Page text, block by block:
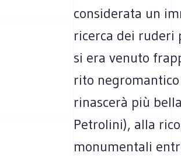
considerata un
ricerca dei ruderi
si era venuto
rito
rinascerà più
Petrolini), alla
monumentali